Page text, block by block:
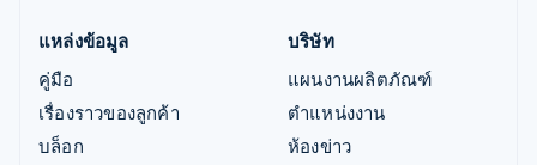
แหล่งข้อมูล
คู่มือ
เรื่องราวของลูกค้า
บล็อก
บริษัท
แผนงานผลิตภัณฑ์
ตำแหน่งงาน
ห้องข่าว